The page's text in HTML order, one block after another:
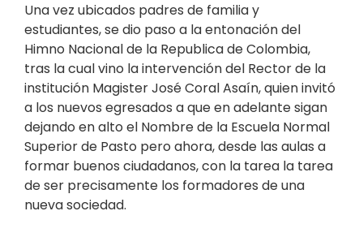
Una vez ubicados padres de familia y
estudiantes, se dio paso a la entonación del
Himno Nacional de la Republica de Colombia,
tras la cual vino la intervención del Rector de la
institución Magister José Coral Asaín, quien invitó
a los nuevos egresados a que en adelante sigan
dejando en alto el Nombre de la Escuela Normal
Superior de Pasto pero ahora, desde las aulas a
formar buenos ciudadanos, con la tarea la tarea
de ser precisamente los formadores de una
nueva sociedad.